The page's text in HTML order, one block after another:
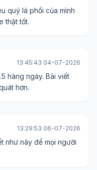
quý lá phổi của mình
thật tốt.
13:45:43 04-07-2026
hàng ngày. Bài viết
hơn.
13:29:53 06-07-2026
như này để mọi người